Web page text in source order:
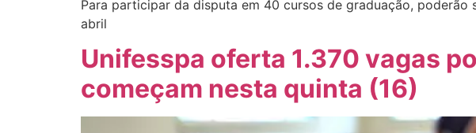
Para participar da disputa em 40 cursos de graduação,
abril
Unifesspa oferta 1.370 vagas
começam nesta quinta (16)